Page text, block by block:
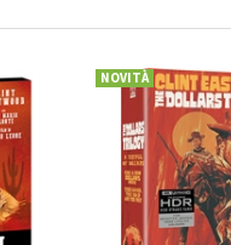
NOVITÀ